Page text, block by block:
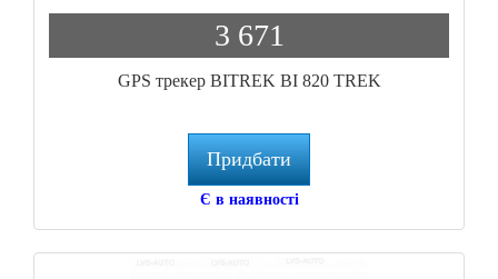
3 671
GPS трекер BITREK BI 820 TREK
Придбати
Є в наявності